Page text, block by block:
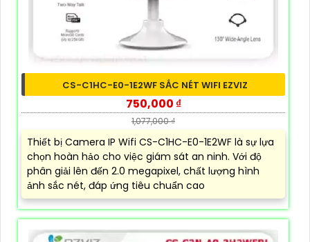
CS-C1HC-E0-1E2WF SẮC NÉT WIFI EZVIZ
750,000 ₫
1,077,000 ₫
Thiết bị Camera IP Wifi CS-C1HC-E0-1E2WF là sự lựa
chọn hoàn hảo cho việc giám sát an ninh. Với độ
phân giải lên đến 2.0 megapixel, chất lượng hình
ảnh sắc nét, đáp ứng tiêu chuẩn cao